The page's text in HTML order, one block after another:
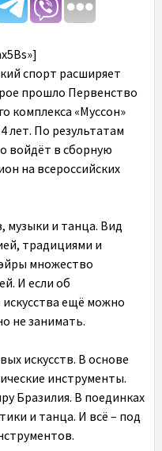
спорт расширяет
прошло Первенство
комплекса «Муссон»
лет. По результатам
войдёт в сборную
на всероссийских
музыки и танца. Вид
традициями и
множество
И если об
ещё можно
не занимать.
искусств. В основе
инструменты.
Бразилия. В поединках
и танца. И всё – под